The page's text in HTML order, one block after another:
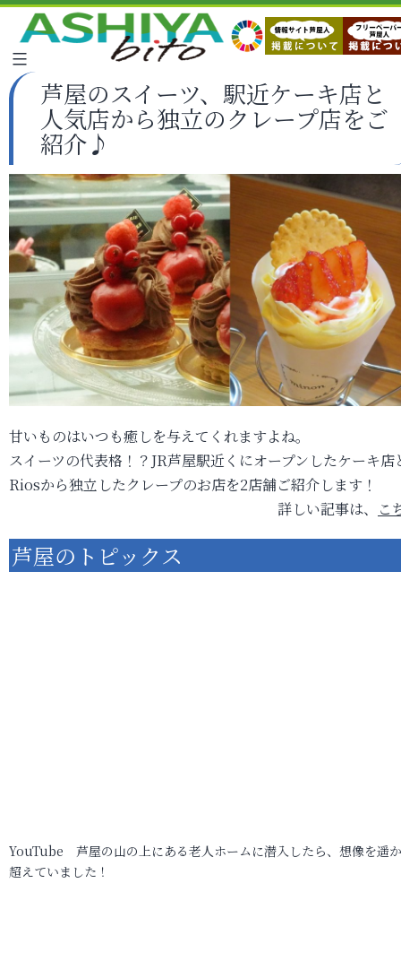
芦屋のスイーツ、駅近ケーキ店と
人気店から独立のクレープ店をご
紹介♪
甘いものはいつも癒しを与えてくれますよね。
スイーツの代表格！？JR芦屋駅近くにオープンしたケーキ店
Riosから独立したクレープのお店を2店舗ご紹介します！
詳しい記事は、
こ
芦屋のトピックス
YouTube 芦屋の山の上にある老人ホームに潜入したら、想像を遥
超えていました！